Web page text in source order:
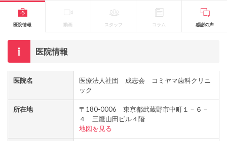
医院情報 動画 スタッフ コラム 感謝の声
医院情報
医院名
医療法人社団 成志会 コミヤマ歯科クリニ
ック
所在地
〒180-0006 東京都武蔵野市中町１－６－
４ 三鷹山田ビル４階
地図を見る